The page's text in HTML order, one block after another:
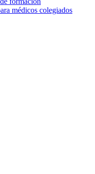
médicos colegiados